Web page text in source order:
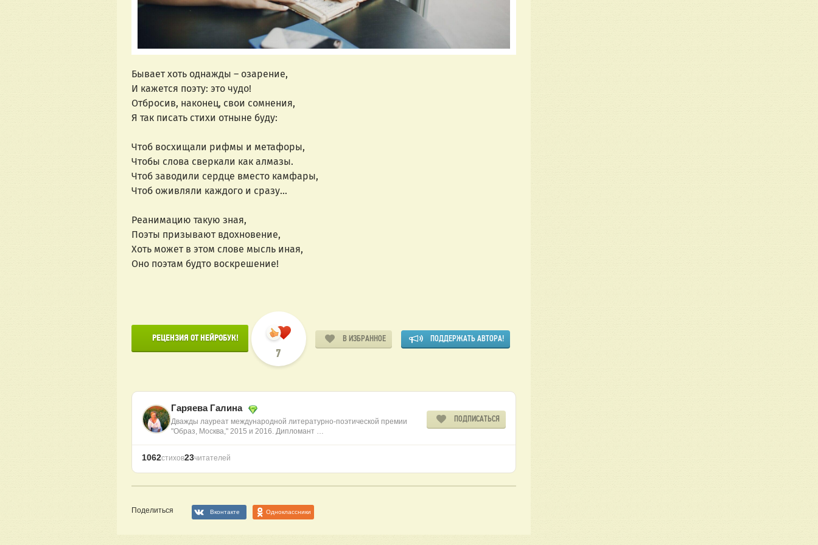
Бывает хоть однажды – озарение,
И кажется поэту: это чудо!
Отбросив, наконец, свои сомнения,
Я так писать стихи отныне буду:
Чтоб восхищали рифмы и метафоры,
Чтобы слова сверкали как алмазы.
Чтоб заводили сердце вместо камфары,
Чтоб оживляли каждого и сразу…
Реанимацию такую зная,
Поэты призывают вдохновение,
Хоть может в этом слове мысль иная,
Оно поэтам будто воскрешение!
7
В ИЗБРАННОЕ ПОДДЕРЖАТЬ АВТОРА!
Гаряева Галина
Дважды лауреат международной литературно-поэтической премии
"Образ, Москва," 2015 и 2016. Дипломант …
ПОДПИСАТЬСЯ
1062стихов23читателей
Поделиться Вконтакте Одноклассники